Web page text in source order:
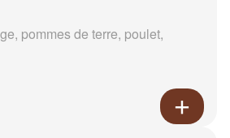
pommes de terre, poulet,